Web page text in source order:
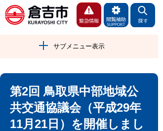
サブメニュー表示
第2回 鳥取県中部地域公
共交通協議会（平成29年
11月21日）を開催しまし